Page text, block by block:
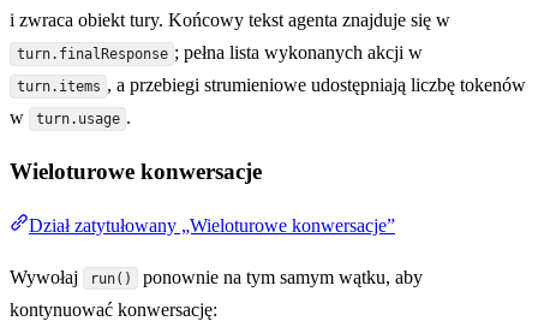
i zwraca obiekt tury. Końcowy tekst agenta znajduje się w
turn.finalResponse ; pełna lista wykonanych akcji w
turn.items , a przebiegi strumieniowe udostępniają liczbę tokenów
w
turn.usage .
Wieloturowe konwersacje
Dział zatytułowany „Wieloturowe konwersacje”
Wywołaj run()
ponownie na tym samym wątku, aby
kontynuować konwersację: